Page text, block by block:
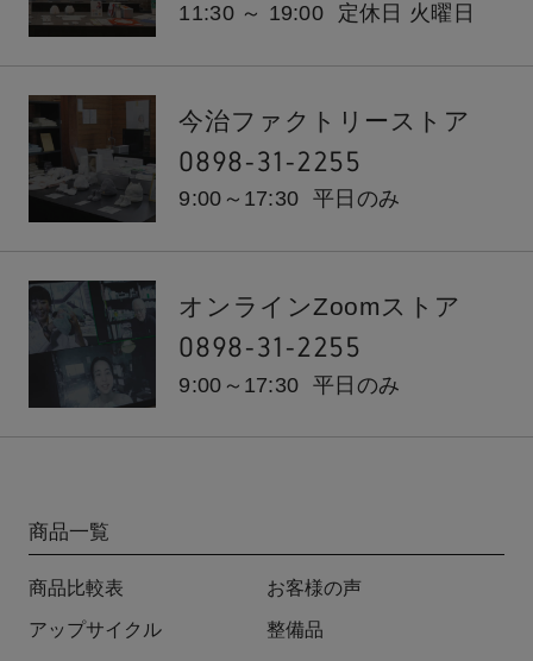
11:30 ～ 19:00 定休日 火曜日
今治ファクトリーストア
0898-31-2255
9:00～17:30 平日のみ
オンラインZoomストア
0898-31-2255
9:00～17:30 平日のみ
商品一覧
商品比較表 お客様の声
アップサイクル 整備品